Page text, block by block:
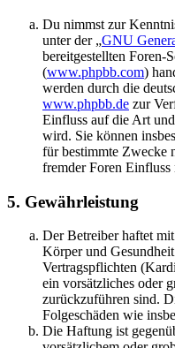
Du nimmst zur
unter der „GNU
bereitgestellten
(www.phpbb.com)
werden durch die
www.phpbb.de zur
Einfluss auf die Art
wird. Sie können
für bestimmte Zwecke
fremder Foren Einfluss
5. Gewährleistung
Der Betreiber haftet
Körper und
Vertragspflichten
ein vorsätzliches oder
zurückzuführen sind.
Folgeschäden wie
Die Haftung ist